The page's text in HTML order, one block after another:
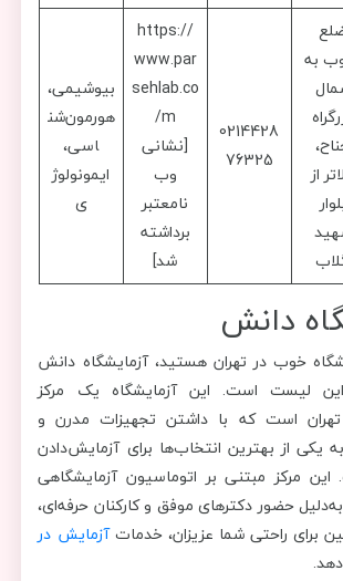
به
از
0214428
76325
https://
www.par
sehlab.co
m/
[نشانی
وب
نامعتبر
برداشته
شد]
بیوشیمی،
هورمون‌شن
اسی،
ایمونولوژ
ی
دانش
خوب در تهران هستید، آزمایشگاه دانش
لیست است. این آزمایشگاه یک مرکز
است که با داشتن تجهیزات مدرن و
یکی از بهترین انتخاب‌ها برای آزمایش‌دادن
مرکز مبتنی بر اتوماسیون آزمایشگاهی
حضور دکترهای موفق و کارکنان حرفه‌ای،
برای راحتی شما عزیزان، خدماتآزمایش در